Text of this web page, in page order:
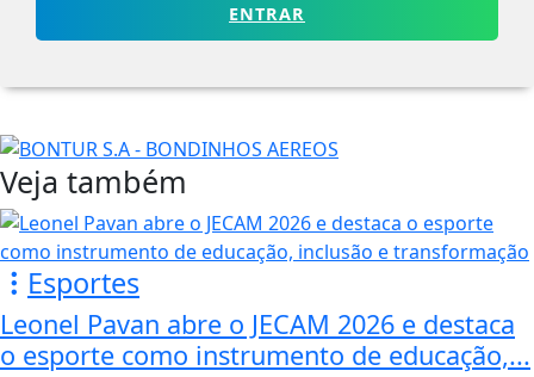
ENTRAR
Veja também
Esportes
Leonel Pavan abre o JECAM 2026 e destaca
o esporte como instrumento de educação,...